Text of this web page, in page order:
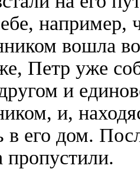
например,
вошла
Петр уже
и
и,
в его дом.
пропустили.